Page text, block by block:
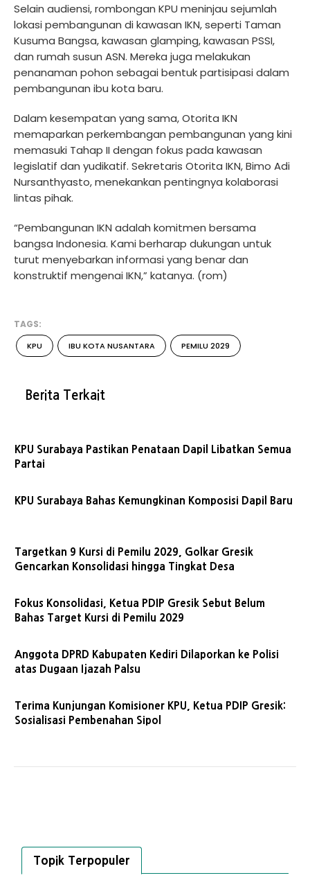
Selain audiensi, rombongan KPU meninjau sejumlah
lokasi pembangunan di kawasan IKN, seperti Taman
Kusuma Bangsa, kawasan glamping, kawasan PSSI,
dan rumah susun ASN. Mereka juga melakukan
penanaman pohon sebagai bentuk partisipasi dalam
pembangunan ibu kota baru.
Dalam kesempatan yang sama, Otorita IKN
memaparkan perkembangan pembangunan yang kini
memasuki Tahap II dengan fokus pada kawasan
legislatif dan yudikatif. Sekretaris Otorita IKN, Bimo Adi
Nursanthyasto, menekankan pentingnya kolaborasi
lintas pihak.
“Pembangunan IKN adalah komitmen bersama
bangsa Indonesia. Kami berharap dukungan untuk
turut menyebarkan informasi yang benar dan
konstruktif mengenai IKN,” katanya. (rom)
TAGS:
KPU IBU KOTA NUSANTARA PEMILU 2029
Berita Terkait
KPU Surabaya Pastikan Penataan Dapil Libatkan Semua
Partai
KPU Surabaya Bahas Kemungkinan Komposisi Dapil Baru
Targetkan 9 Kursi di Pemilu 2029, Golkar Gresik
Gencarkan Konsolidasi hingga Tingkat Desa
Fokus Konsolidasi, Ketua PDIP Gresik Sebut Belum
Bahas Target Kursi di Pemilu 2029
Anggota DPRD Kabupaten Kediri Dilaporkan ke Polisi
atas Dugaan Ijazah Palsu
Terima Kunjungan Komisioner KPU, Ketua PDIP Gresik:
Sosialisasi Pembenahan Sipol
Topik Terpopuler